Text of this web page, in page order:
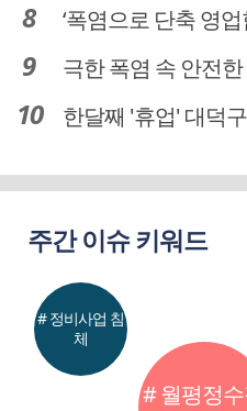
‘폭염으로 단축 영업
극한 폭염 속 안전한
한달째 '휴업' 대덕구의회
주간 이슈 키워드
# 월평정
# 정비사업 침
체